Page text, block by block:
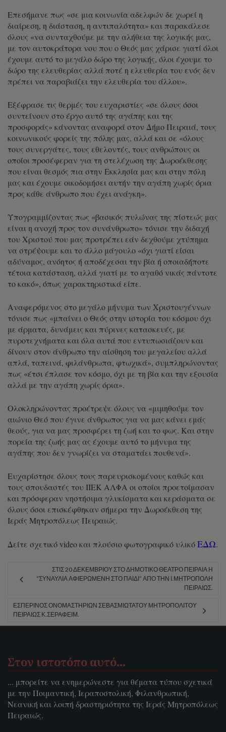
Επεσήμανε πως «σε μια κοινωνία αδελφών δε χωρεί η
διαίρεση, η διάσταση, η αντιπαλότητα» και παρακάλεσε
όλους «να συνταχθούμε με την αλήθεια της λογικής μας,
με τον αυτοκράτορα νου που ο Θεός μας χάρισε γιατί όλοι
έχουμε αυτό το μεγάλο δώρο της λογικής, όλοι έχουμε το
δώρο της ελευθερίας αλλά ποτέ η ελευθερία του ενός δεν
πρέπει να παραβιάζει την ελευθερία του άλλου».
Εξέφρασε τις θερμές του ευχαριστίες «σε όλους όσοι
συντείνουν στο έργο αυτό της αγάπης και της
προσφοράς» κάνοντας αναφορά στον Δήμο Πειραιά, τους
κοινωνικούς φορείς της πόλης μας, αλλά και σε «όλους
τους συνεργάτες, τους εθελοντές, τους ανθρώπους οι
οποίοι προσέφεραν για τη στελέχωση της Δωροέκθεσης
που είναι θεσμός πια στην Εκκλησία μας και στην πόλη
μας και έχουμε οικοδομήσει αυτήν την αγάπη χωρίς όρια
προς κάθε άνθρωπο που έχει ανάγκη».
Υπογραμμίζοντας πως «βασικός πυλώνας της πίστεώς μας
είναι η ανοχή προς τον συνάνθρωπο» τόνισε την διδαχή
του Χριστού που μας προτρέπει εάν δεχθούμε χτύπημα
να στρέψουμε και το άλλο μάγουλο «όχι γιατί είσαι
αδύναμος, ανόητος ή αποδέχεσαι την βία ή οποιαδήποτε
τέτοια κατάσταση, αλλά γιατί με το αγαθό νικάς πάντοτε
το κακό», όπως χαρακτηριστικά είπε.
Αναφερόμενος στο μεγάλο μήνυμα των Χριστουγέννων
τόνισε πως «μπαίνει ο Θεός στην ιστορία του κόσμου όχι
με άρματα, δυνάμεις και πύρινες κατασκευές, με
πυροτεχνήματα και όλα αυτά που εντυπωσιάζουν και
δίνουν στον άνθρωπο την αίσθηση του μεγαλείου αλλά
απλά, ταπεινά, φιλάνθρωπα, φτωχικά», συμπληρώνοντας
πως «έτσι έπλασε τον κόσμο, όχι με τη βία και την εξουσία
αλλά με την αγάπη χωρίς όρια».
Ολοκληρώνοντας προέτρεψε όλους να «μιμηθούμε τον
αιώνιο Θεό που έγινε άνθρωπος για να μας κάνει εμάς
θεούς, για να μας προσφέρει τη ζωή και το φως. Και στην
πορεία της ζωής μας ας έχουμε αυτό το μήνυμα της
αγάπης που δεν γνωρίζει να σταματάει πουθενά».
Ευχαρίστησε όλους τους παρευρισκομένους καθώς και
τους σπουδαστές του ΙΙΕΚ ΑΛΦΑ οι οποίοι προετοίμασαν
και πρόσφεραν νηστήσιμα γλυκίσματα και κεράσματα σε
όλους όσοι επισκέφθηκαν σήμερα την Δωροέκθεση της
Ιεράς Μητροπόλεως Πειραιώς.
Δείτε σχετικό video και πλούσιο φωτογραφικό υλικόΕΔΩ.
ΣΤΙΣ 20 ΔΕΚΕΜΒΡΊΟΥ ΣΤΟ ΔΗΜΟΤΙΚΌ ΘΈΑΤΡΟ ΠΕΙΡΑΙΆ Η
“ΣΥΝΑΥΛΊΑ ΑΦΙΕΡΩΜΈΝΗ ΣΤΟ ΠΑΙΔΊ” ΑΠΌ ΤΗΝ Ι.ΜΗΤΡΌΠΟΛΗ
ΠΕΙΡΑΙΏΣ.
ΕΣΠΕΡΙΝΌΣ ΟΝΟΜΑΣΤΗΡΊΩΝ ΣΕΒΑΣΜΙΩΤΆΤΟΥ ΜΗΤΡΟΠΟΛΊΤΟΥ
ΠΕΙΡΑΙΏΣ Κ.ΣΕΡΑΦΕΊΜ.
Στον ιστοτόπο αυτό…
... μπορείτε να ενημερώνεστε για θέματα τύπου σχετικά
με την Ποιμαντική, Ιεραποστολική, Φιλανθρωπική,
Νεανική και λοιπή δραστηριότητα της Ιεράς Μητροπόλεως
Πειραιώς.